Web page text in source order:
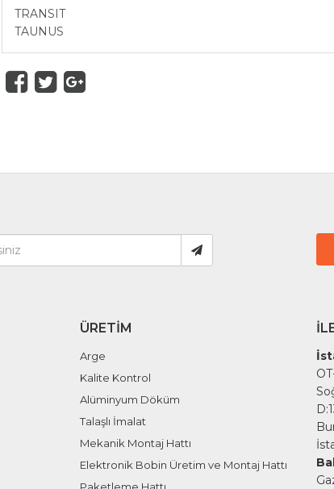
TRANSIT
TAUNUS
ÜRETIM
Arge
Kalite Kontrol
Alüminyum Döküm
Talaşlı İmalat
Mekanik Montaj Hattı
Elektronik Bobin Üretim ve Montaj Hattı